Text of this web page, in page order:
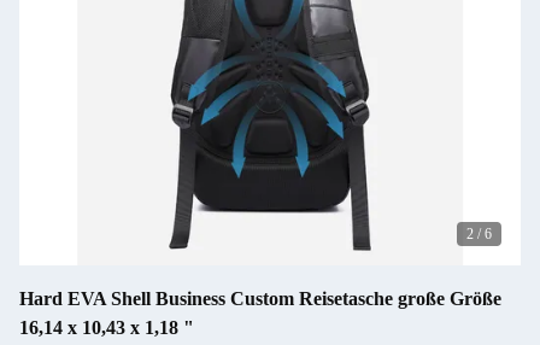
2 / 6
Hard EVA Shell Business Custom Reisetasche große Größe
16,14 x 10,43 x 1,18 "